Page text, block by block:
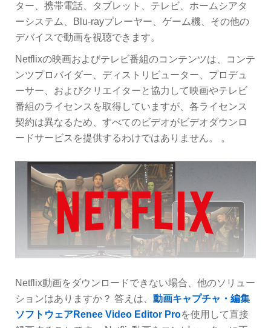
ター、携帯電話、タブレット、テレビ、ホームシアタ
ーシステム、Blu-rayプレーヤー、ゲーム機、その他の
デバイスで動画を視聴できます。
Netflixの映画およびテレビ番組のコンテンツは、コンテ
ンツプロバイダー、ディストリビューター、プロデュ
ーサー、およびクリエイターと協力して映画やテレビ
番組のライセンスを取得していますが、各ライセンス
契約は異なるため、すべてのビデオがビデオダウンロ
ードサービスを提供するわけではありません。 。
Netflix動画をダウンロードできない場合、他のソリュー
ションはありますか？ 答えは、 動画キャプチャ・編集
ソフトウェアRenee Video Editor Proを使用して直接